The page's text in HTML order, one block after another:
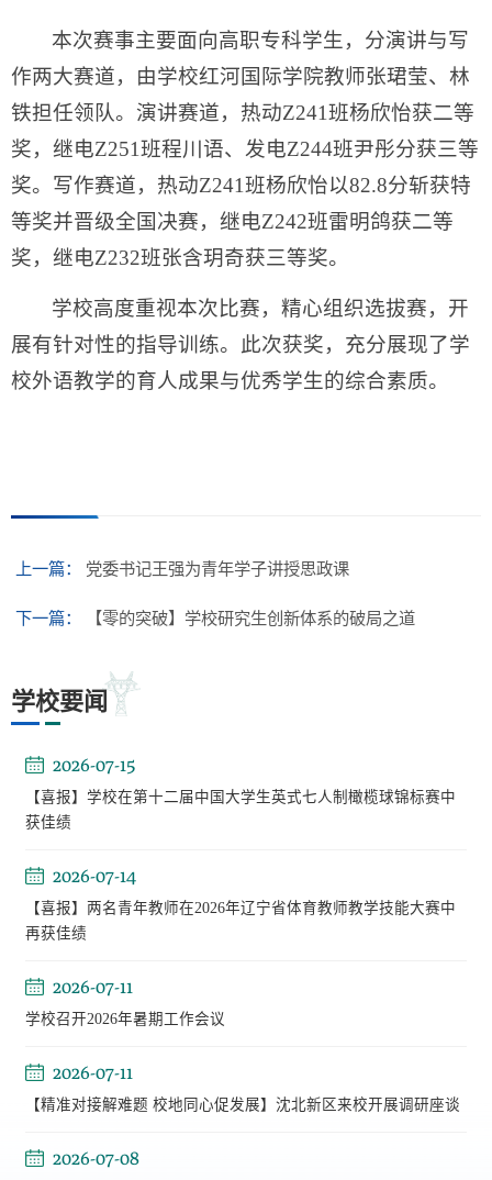
本次赛事主要面向高职专科学生，分演讲与写
作两大赛道，由学校红河国际学院教师张珺莹、林
铁担任领队。演讲赛道，热动Z241班杨欣怡获二等
奖，继电Z251班程川语、发电Z244班尹彤分获三等
奖。写作赛道，热动Z241班杨欣怡以82.8分斩获特
等奖并晋级全国决赛，继电Z242班雷明鸽获二等
奖，继电Z232班张含玥奇获三等奖。
学校高度重视本次比赛，精心组织选拔赛，开
展有针对性的指导训练。此次获奖，充分展现了学
校外语教学的育人成果与优秀学生的综合素质。
上一篇： 党委书记王强为青年学子讲授思政课
下一篇： 【零的突破】学校研究生创新体系的破局之道
学校要闻
2026-07-15
【喜报】学校在第十二届中国大学生英式七人制橄榄球锦标赛中
获佳绩
2026-07-14
【喜报】两名青年教师在2026年辽宁省体育教师教学技能大赛中
再获佳绩
2026-07-11
学校召开2026年暑期工作会议
2026-07-11
【精准对接解难题 校地同心促发展】沈北新区来校开展调研座谈
2026-07-08